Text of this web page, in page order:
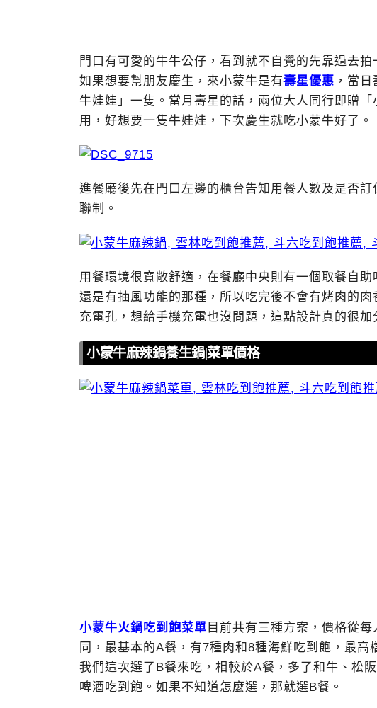
門口有可愛的牛牛公仔，看到就不自覺的先靠過去
如果想要幫朋友慶生，來小蒙牛是有壽星優惠 ，當
牛娃娃」一隻。當月壽星的話，兩位大人同行即贈
用，好想要一隻牛娃娃，下次慶生就吃小蒙牛好了。
進餐廳後先在門口左邊的櫃台告知用餐人數及是否
聯制。
用餐環境很寬敞舒適，在餐廳中央則有一個取餐自
還是有抽風功能的那種，所以吃完後不會有烤肉的
充電孔，想給手機充電也沒問題，這點設計真的很加
小蒙牛麻辣鍋養生鍋|菜單價格
小蒙牛火鍋吃到飽菜單 目前共有三種方案，價格從
同，最基本的A餐，有7種肉和8種海鮮吃到飽，最高
我們這次選了B餐來吃，相較於A餐，多了和牛、松
啤酒吃到飽。如果不知道怎麼選，那就選B餐。